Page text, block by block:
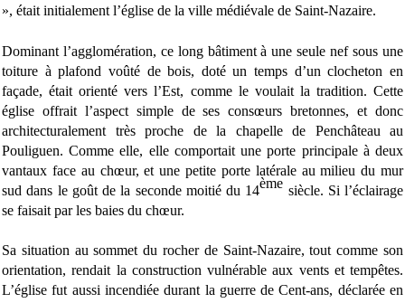
», était initialement l’église de la ville médiévale de Saint-Nazaire.
Dominant l’agglomération, ce long bâtiment à une seule nef sous une
toiture à plafond voûté de bois, doté un temps d’un clocheton en
façade, était orienté vers l’Est, comme le voulait la tradition. Cette
église offrait l’aspect simple de ses consœurs bretonnes, et donc
architecturalement très proche de la chapelle de Penchâteau au
Pouliguen. Comme elle, elle comportait une porte principale à deux
vantaux face au chœur, et une petite porte latérale au milieu du mur
sud dans le goût de la seconde moitié du 14ème siècle. Si l’éclairage
se faisait par les baies du chœur.
Sa situation au sommet du rocher de Saint-Nazaire, tout comme son
orientation, rendait la construction vulnérable aux vents et tempêtes.
L’église fut aussi incendiée durant la guerre de Cent-ans, déclarée en